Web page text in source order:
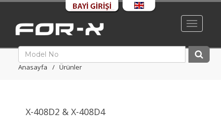
Toggle
Anasayfa Ürünler
X-408D2 & X-408D4